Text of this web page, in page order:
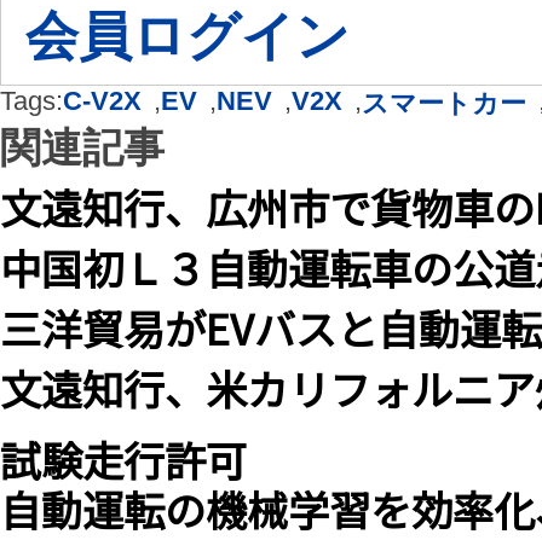
会員ログイン
Tags:C-V2X ,EV ,NEV ,V2X ,スマートカー
関連記事
文遠知行、広州市で貨物車
中国初Ｌ３自動運転車の公
三洋貿易がEVバスと自動運
文遠知行、米カリフォルニ
試験走行許可
自動運転の機械学習を効率